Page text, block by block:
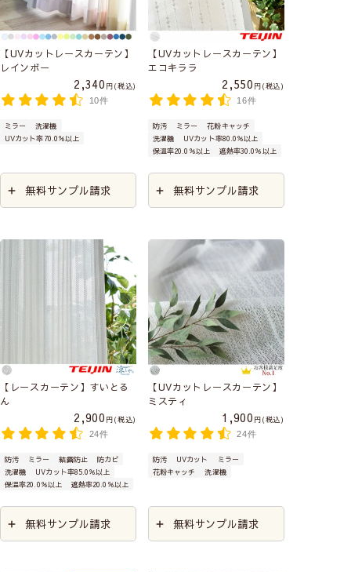
【UVカットレースカーテン】
レインボー
2,340
税込
10件
ミラー
洗濯機
UVカット率70.0％以上
無料サンプル請求
【UVカットレースカーテン】
エコキララ
2,550
税込
16件
防汚 ミラー
花粉キャッチ
洗濯機
UVカット率80.0％以上
保温率20.0％以上
遮熱率30.0％以上
無料サンプル請求
【レースカーテン】すいとる
ん
2,900
税込
24件
防汚 ミラー 結露防止
防カビ
洗濯機
UVカット率85.0％以上
保温率20.0％以上
遮熱率20.0％以上
無料サンプル請求
【UVカットレースカーテン】
ミスティ
1,900
税込
24件
防汚 UVカット
ミラー
花粉キャッチ
洗濯機
無料サンプル請求